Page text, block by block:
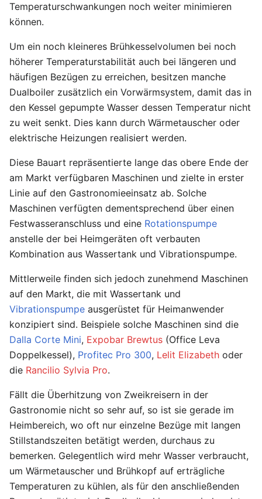
Temperaturschwankungen noch weiter minimieren
können.
Um ein noch kleineres Brühkesselvolumen bei noch
höherer Temperaturstabilität auch bei längeren und
häufigen Bezügen zu erreichen, besitzen manche
Dualboiler zusätzlich ein Vorwärmsystem, damit das in
den Kessel gepumpte Wasser dessen Temperatur nicht
zu weit senkt. Dies kann durch Wärmetauscher oder
elektrische Heizungen realisiert werden.
Diese Bauart repräsentierte lange das obere Ende der
am Markt verfügbaren Maschinen und zielte in erster
Linie auf den Gastronomieeinsatz ab. Solche
Maschinen verfügten dementsprechend über einen
Festwasseranschluss und eine Rotationspumpe
anstelle der bei Heimgeräten oft verbauten
Kombination aus Wassertank und Vibrationspumpe.
Mittlerweile finden sich jedoch zunehmend Maschinen
auf den Markt, die mit Wassertank und
Vibrationspumpe ausgerüstet für Heimanwender
konzipiert sind. Beispiele solche Maschinen sind die
Dalla Corte Mini, Expobar Brewtus (Office Leva
Doppelkessel), Profitec Pro 300, Lelit Elizabeth oder
die Rancilio Sylvia Pro.
Fällt die Überhitzung von Zweikreisern in der
Gastronomie nicht so sehr auf, so ist sie gerade im
Heimbereich, wo oft nur einzelne Bezüge mit langen
Stillstandszeiten betätigt werden, durchaus zu
bemerken. Gelegentlich wird mehr Wasser verbraucht,
um Wärmetauscher und Brühkopf auf erträgliche
Temperaturen zu kühlen, als für den anschließenden